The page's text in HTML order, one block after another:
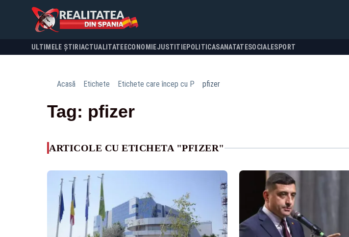
ULTIMELE ȘTIRI ACTUALITATE ECONOMIEJUSTITIEPOLITICASANATATESOCIALESPORT
Acasă Etichete Etichete care încep cu P pfizer
Tag: pfizer
ARTICOLE CU ETICHETA "PFIZER"